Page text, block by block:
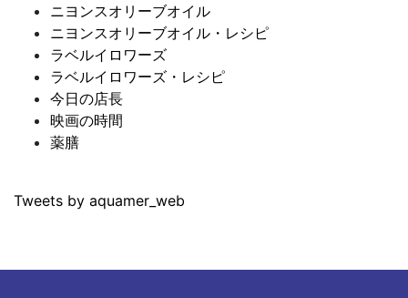
ニヨンスオリーブオイル
ニヨンスオリーブオイル・レシピ
ラベルイロワーズ
ラベルイロワーズ・レシピ
今日の店長
映画の時間
薬膳
Tweets by aquamer_web